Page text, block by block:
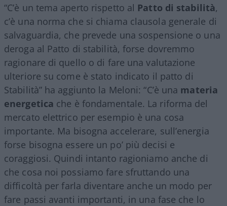
“C’è un tema aperto rispetto al Patto di stabilità,
c’è una norma che si chiama clausola generale di
salvaguardia, che prevede una sospensione o una
deroga al Patto di stabilità, forse dovremmo
ragionare di quello o di fare una valutazione
ulteriore su come è stato indicato il patto di
Stabilità” ha aggiunto la Meloni: “C’è una materia
energetica che è fondamentale. La riforma del
mercato elettrico per esempio è una cosa
importante. Ma bisogna accelerare, sull’energia
forse bisogna essere un po’ più decisi e
coraggiosi. Quindi intanto ragioniamo anche di
che cosa noi possiamo fare sfruttando una
difficoltà per farla diventare anche un modo per
fare passi avanti importanti, in una fase che lo